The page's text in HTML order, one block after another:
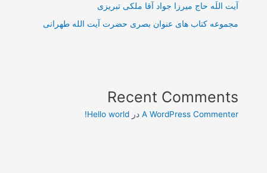
آیت اللَه حاج میرزا جواد آقا ملکی تبریزی
مجموعه کتاب های عنوان بصری حضرت آیت الله طهرانی
Recent Comments
A WordPress Commenterدر Hello world!